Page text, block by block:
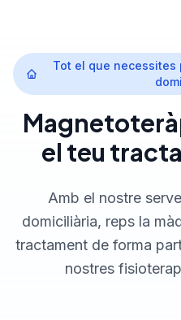
Tot el que necessites
el teu
Amb el nostre
domiciliària, reps la
tractament de forma
nostres